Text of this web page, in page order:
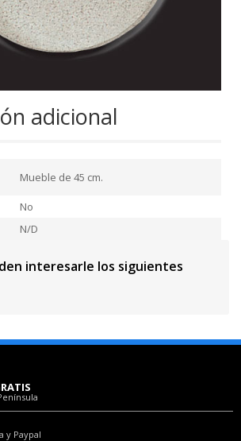
adicional
Mueble de 45 cm.
No
N/D
interesarle los siguientes
y Paypal